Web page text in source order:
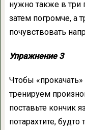
нужно также в три
затем погромче, а
почувствовать
Упражнение 3
Чтобы
тренируем
поставьте кончик
потарахтите,